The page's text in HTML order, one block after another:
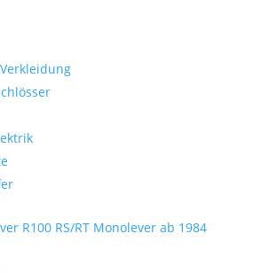
R100 RS/RT Monolever ab 1984